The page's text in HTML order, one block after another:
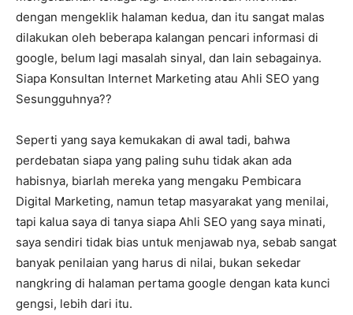
dengan mengeklik halaman kedua, dan itu sangat malas
dilakukan oleh beberapa kalangan pencari informasi di
google, belum lagi masalah sinyal, dan lain sebagainya.
Siapa Konsultan Internet Marketing atau Ahli SEO yang
Sesungguhnya??
Seperti yang saya kemukakan di awal tadi, bahwa
perdebatan siapa yang paling suhu tidak akan ada
habisnya, biarlah mereka yang mengaku Pembicara
Digital Marketing, namun tetap masyarakat yang menilai,
tapi kalua saya di tanya siapa Ahli SEO yang saya minati,
saya sendiri tidak bias untuk menjawab nya, sebab sangat
banyak penilaian yang harus di nilai, bukan sekedar
nangkring di halaman pertama google dengan kata kunci
gengsi, lebih dari itu.